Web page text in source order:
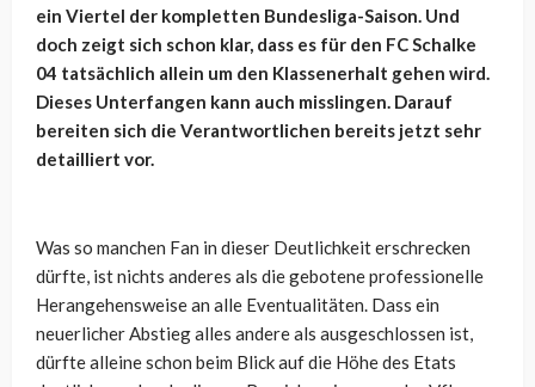
ein Viertel der kompletten Bundesliga-Saison. Und
doch zeigt sich schon klar, dass es für den FC Schalke
04 tatsächlich allein um den Klassenerhalt gehen wird.
Dieses Unterfangen kann auch misslingen. Darauf
bereiten sich die Verantwortlichen bereits jetzt sehr
detailliert vor.
Was so manchen Fan in dieser Deutlichkeit erschrecken
dürfte, ist nichts anderes als die gebotene professionelle
Herangehensweise an alle Eventualitäten. Dass ein
neuerlicher Abstieg alles andere als ausgeschlossen ist,
dürfte alleine schon beim Blick auf die Höhe des Etats